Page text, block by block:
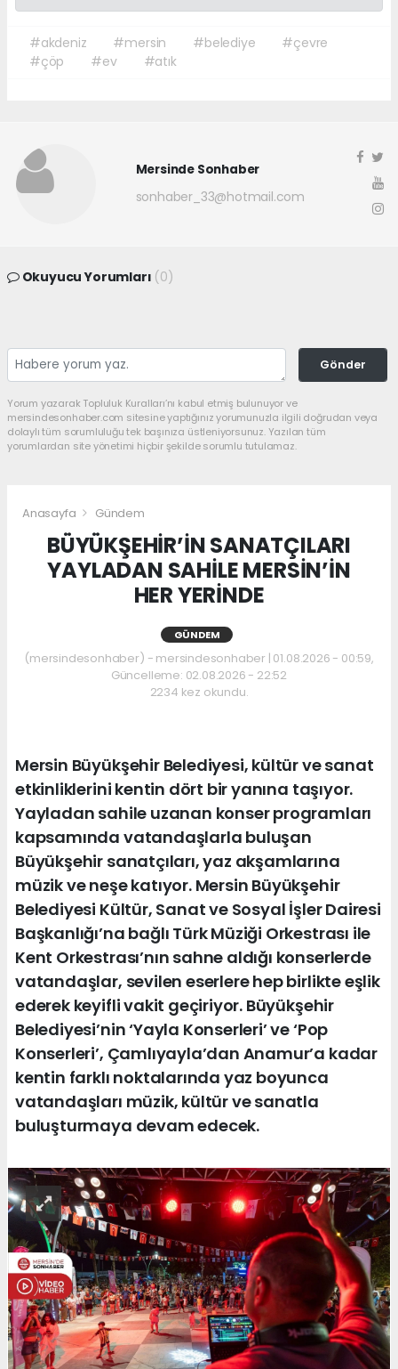
#akdeniz #mersin #belediye
#çevre
#çöp
#ev #atık
Mersinde Sonhaber
sonhaber_33@hotmail.com
Okuyucu Yorumları (0)
Gönder
Yorum yazarak Topluluk Kuralları’nı kabul etmiş bulunuyor ve
mersindesonhaber.com sitesine yaptığınız yorumunuzla ilgili doğrudan veya
dolaylı tüm sorumluluğu tek başınıza üstleniyorsunuz. Yazılan tüm
yorumlardan site yönetimi hiçbir şekilde sorumlu tutulamaz.
Anasayfa Gündem
BÜYÜKŞEHİR’İN SANATÇILARI
YAYLADAN SAHİLE MERSİN’İN
HER YERİNDE
GÜNDEM
(mersindesonhaber) - mersindesonhaber | 01.08.2026 - 00:59,
Güncelleme: 02.08.2026 - 22:52
2234 kez okundu.
Mersin Büyükşehir Belediyesi, kültür ve sanat
etkinliklerini kentin dört bir yanına taşıyor.
Yayladan sahile uzanan konser programları
kapsamında vatandaşlarla buluşan
Büyükşehir sanatçıları, yaz akşamlarına
müzik ve neşe katıyor. Mersin Büyükşehir
Belediyesi Kültür, Sanat ve Sosyal İşler Dairesi
Başkanlığı’na bağlı Türk Müziği Orkestrası ile
Kent Orkestrası’nın sahne aldığı konserlerde
vatandaşlar, sevilen eserlere hep birlikte eşlik
ederek keyifli vakit geçiriyor. Büyükşehir
Belediyesi’nin ‘Yayla Konserleri’ ve ‘Pop
Konserleri’, Çamlıyayla’dan Anamur’a kadar
kentin farklı noktalarında yaz boyunca
vatandaşları müzik, kültür ve sanatla
buluşturmaya devam edecek.